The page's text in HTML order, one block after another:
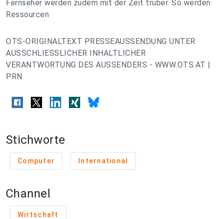
Fernseher werden zudem mit der Zeit trüber. So werden
Ressourcen
OTS-ORIGINALTEXT PRESSEAUSSENDUNG UNTER
AUSSCHLIESSLICHER INHALTLICHER
VERANTWORTUNG DES AUSSENDERS - WWW.OTS.AT |
PRN
Stichworte
Computer International
Channel
Wirtschaft